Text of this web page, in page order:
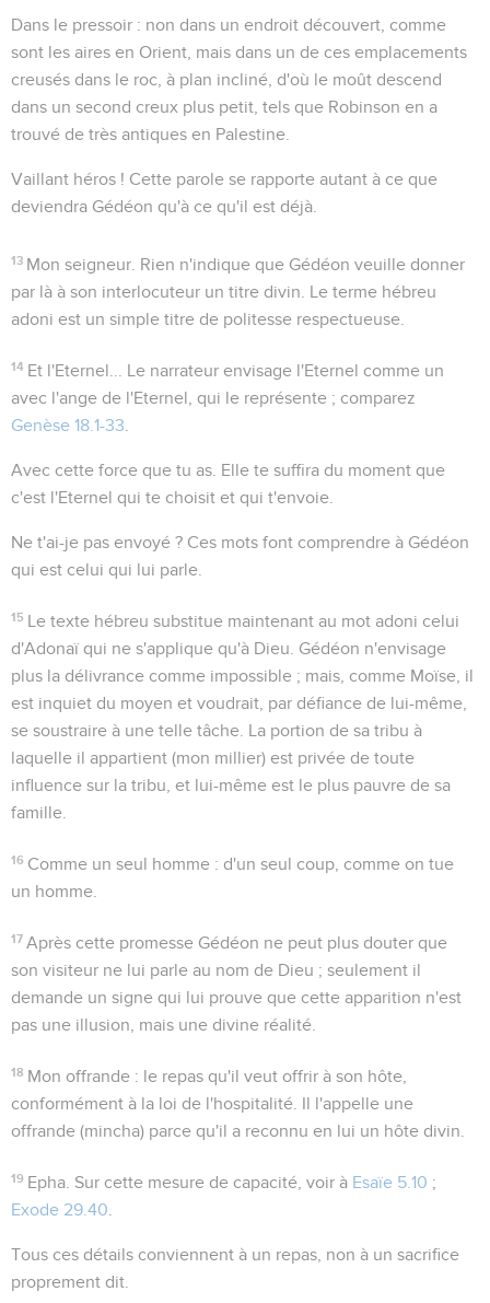
Dans le pressoir : non dans un endroit découvert, comme
sont les aires en Orient, mais dans un de ces emplacements
creusés dans le roc, à plan incliné, d'où le moût descend
dans un second creux plus petit, tels que Robinson en a
trouvé de très antiques en Palestine.
Vaillant héros ! Cette parole se rapporte autant à ce que
deviendra Gédéon qu'à ce qu'il est déjà.
13 Mon seigneur . Rien n'indique que Gédéon veuille donner
par là à son interlocuteur un titre divin. Le terme hébreu
adoni est un simple titre de politesse respectueuse.
14 Et l'Eternel...
Le narrateur envisage l'Eternel comme un
avec l'ange de l'Eternel, qui le représente ; comparez
Genèse 18.1-33
Avec cette force que tu as . Elle te suffira du moment que
c'est l'Eternel qui te choisit et qui t'envoie.
Ne t'ai-je pas envoyé ? Ces mots font comprendre à Gédéon
qui est celui qui lui parle.
15 Le texte hébreu substitue maintenant au mot adoni celui
d'Adonaï qui ne s'applique qu'à Dieu. Gédéon n'envisage
plus la délivrance comme impossible ; mais, comme Moïse, il
est inquiet du moyen et voudrait, par défiance de lui-même,
se soustraire à une telle tâche. La portion de sa tribu à
laquelle il appartient (mon millier) est privée de toute
influence sur la tribu, et lui-même est le plus pauvre de sa
famille.
16 Comme un seul homme : d'un seul coup, comme on tue
un homme.
17 Après cette promesse Gédéon ne peut plus douter que
son visiteur ne lui parle au nom de Dieu ; seulement il
demande un signe qui lui prouve que cette apparition n'est
pas une illusion, mais une divine réalité.
18 Mon offrande : le repas qu'il veut offrir à son hôte,
conformément à la loi de l'hospitalité. Il l'appelle une
offrande (mincha) parce qu'il a reconnu en lui un hôte divin.
19 Epha . Sur cette mesure de capacité, voir à Esaïe 5.10 ;
Exode 29.40
Tous ces détails conviennent à un repas, non à un sacrifice
proprement dit.